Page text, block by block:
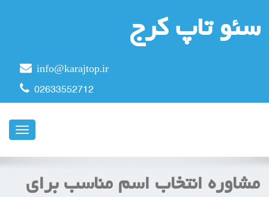
سئو تاپ کرج
info@karajtop.ir
02633552712
ناوبری
مشاوره انتخاب اسم مناسب برای